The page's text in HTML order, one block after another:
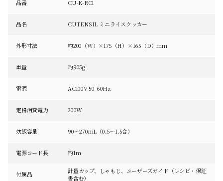
品番 CU-K-RC1
品名 CUTENSIL ミニライスクッカー
外形寸法 約200（W）×175（H）×165（D）mm
重量 約905g
電源 AC100V 50-60Hz
定格消費電力 200W
炊飯容量 90～270mL（0.5～1.5合）
電源コード長 約1m
付属品
計量カップ、しゃもじ、ユーザーズガイド（レシピ・保証
書含む）